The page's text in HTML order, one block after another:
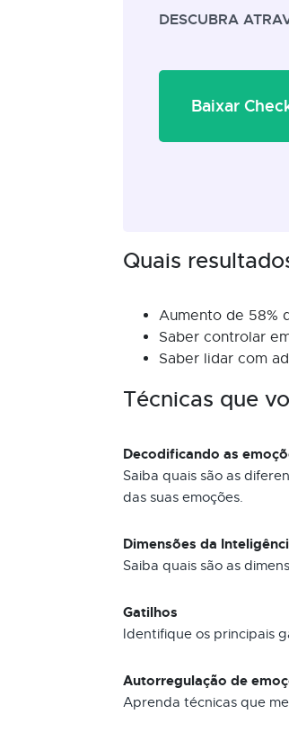
DESCUBRA
Baixar
Quais
Aumento de 58%
Saber controlar
Saber lidar com
Técnicas que
Decodificando as
Saiba quais são as
das suas emoções.
Dimensões da
Saiba quais são as
Gatilhos
Identifique os principais
Autorregulação de
Aprenda técnicas que